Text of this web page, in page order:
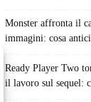
Monster affronta il
immagini: cosa
Ready Player Two
il lavoro sul sequel: